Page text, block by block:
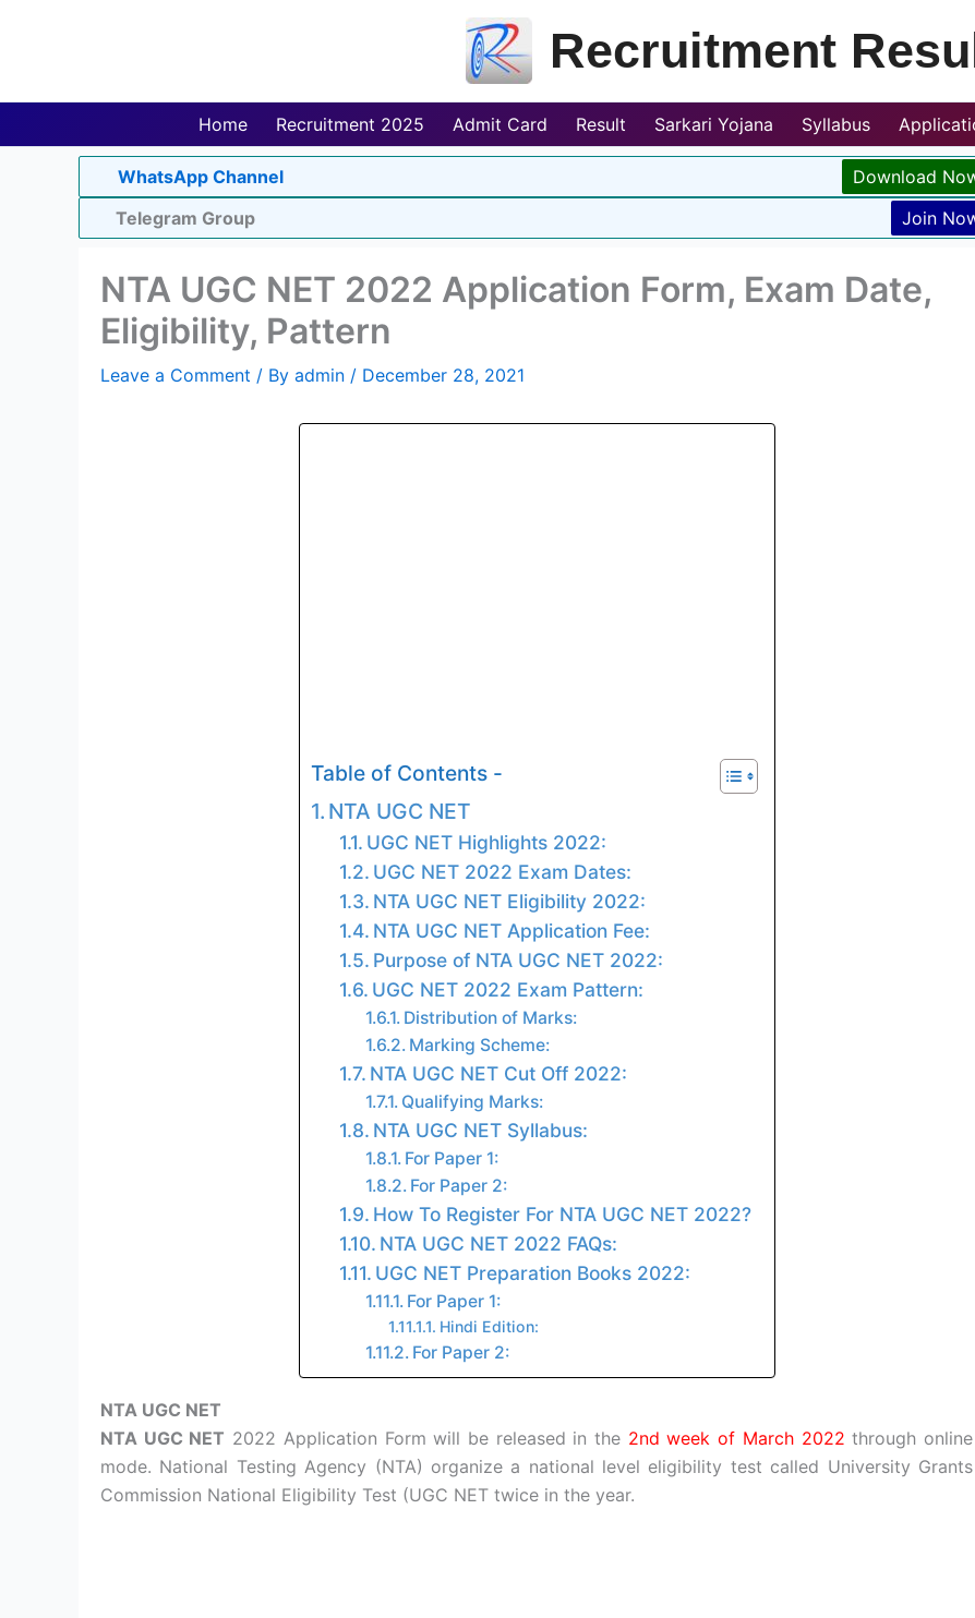
Recruitment
Home Recruitment 2025 Admit Card Result Sarkari Yojana Syllabus
WhatsApp Channel
Download
Telegram Group
Join
NTA UGC NET 2022 Application Form, Exam Date,
Eligibility, Pattern
Leave a Comment / By admin / December 28, 2021
Table of Contents -
NTA UGC NET
UGC NET Highlights 2022:
UGC NET 2022 Exam Dates:
NTA UGC NET Eligibility 2022:
NTA UGC NET Application Fee:
Purpose of NTA UGC NET 2022:
UGC NET 2022 Exam Pattern:
Distribution of Marks:
Marking Scheme:
NTA UGC NET Cut Off 2022:
Qualifying Marks:
NTA UGC NET Syllabus:
For Paper 1:
For Paper 2:
How To Register For NTA UGC NET 2022?
NTA UGC NET 2022 FAQs:
UGC NET Preparation Books 2022:
For Paper 1:
Hindi Edition:
For Paper 2:
NTA UGC NET
NTA UGC NET 2022 Application Form will be released in the 2nd week of March 2022 through online
mode. National Testing Agency (NTA) organize a national level eligibility test called University Grants
Commission National Eligibility Test (UGC NET twice in the year.